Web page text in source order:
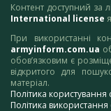
Контент доступний за
International license
При використанні
armyinform.com.ua
обов’язковим є
відкритого для
матеріал.
Політика
Політика